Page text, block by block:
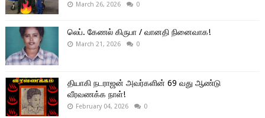
March 26, 2026 0
லெப். கேணல் கிருபா / வானதி நினைவாக!
March 21, 2026 0
தியாகி நடராஜன் அவர்களின் 69 வது ஆண்டு
வீரவணக்க நாள்!
February 04, 2026 0